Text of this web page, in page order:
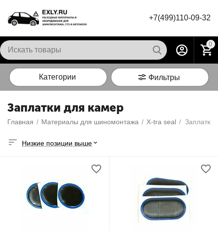
+7(499)110-09-32
0
Категории Фильтры
Заплатки для камер
Главная / Материалы для шиномонтажа / X-tra seal / Заплатки
Низкие позиции выше